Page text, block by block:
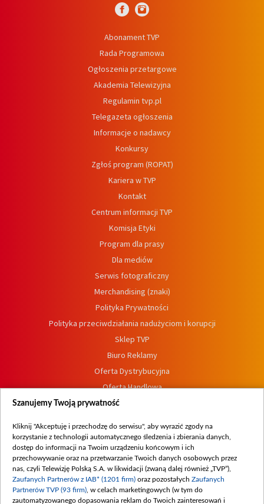
Abonament TVP
Rada Programowa
Ogłoszenia przetargowe
Akademia Telewizyjna
Regulamin tvp.pl
Telegazeta ogłoszenia
Informacje o nadawcy
Konkursy
Zgłoś program (ROPAT)
Kariera w TVP
Kontakt
Centrum informacji TVP
Komisja Etyki
Program dla prasy
Dla mediów
Serwis fotograficzny
Merchandising (znaki)
Polityka Prywatności
Polityka przeciwdziałania nadużyciom i korupcji
Sklep TVP
Biuro Reklamy
Oferta Dystrybucyjna
Oferta Handlowa
Dostępność
Procedura zgłoszeń wewnętrznych
Szanujemy Twoją prywatność
Kliknij "Akceptuję i przechodzę do serwisu", aby wyrazić zgody na
korzystanie z technologii automatycznego śledzenia i zbierania danych,
dostęp do informacji na Twoim urządzeniu końcowym i ich
przechowywanie oraz na przetwarzanie Twoich danych osobowych przez
nas, czyli Telewizję Polską S.A. w likwidacji (zwaną dalej również „TVP”),
Zaufanych Partnerów z IAB* (1201 firm) oraz pozostałych Zaufanych
Partnerów TVP (93 firm) , w celach marketingowych (w tym do
zautomatyzowanego dopasowania reklam do Twoich zainteresowań i